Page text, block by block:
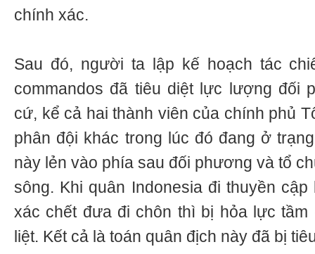
chính xác.
Sau đó, người ta lập kế hoạch tác
commandos đã tiêu diệt lực lượng đối
cứ, kể cả hai thành viên của chính phủ
phân đội khác trong lúc đó đang ở
này lẻn vào phía sau đối phương và tổ
sông. Khi quân Indonesia đi thuyền
xác chết đưa đi chôn thì bị hỏa lực tầm
liệt. Kết cả là toán quân địch này đã bị